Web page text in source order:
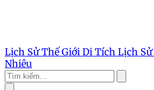
Lịch Sử Thế Giới Di Tích Lịch Sử
Nhiêu